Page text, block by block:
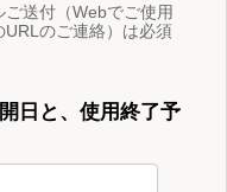
送付（Webでご使用
のご連絡）は必須
日と、使用終了予